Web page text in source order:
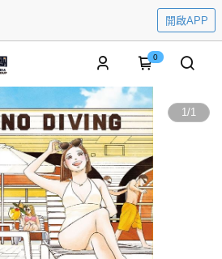
開啟APP
0
1/1